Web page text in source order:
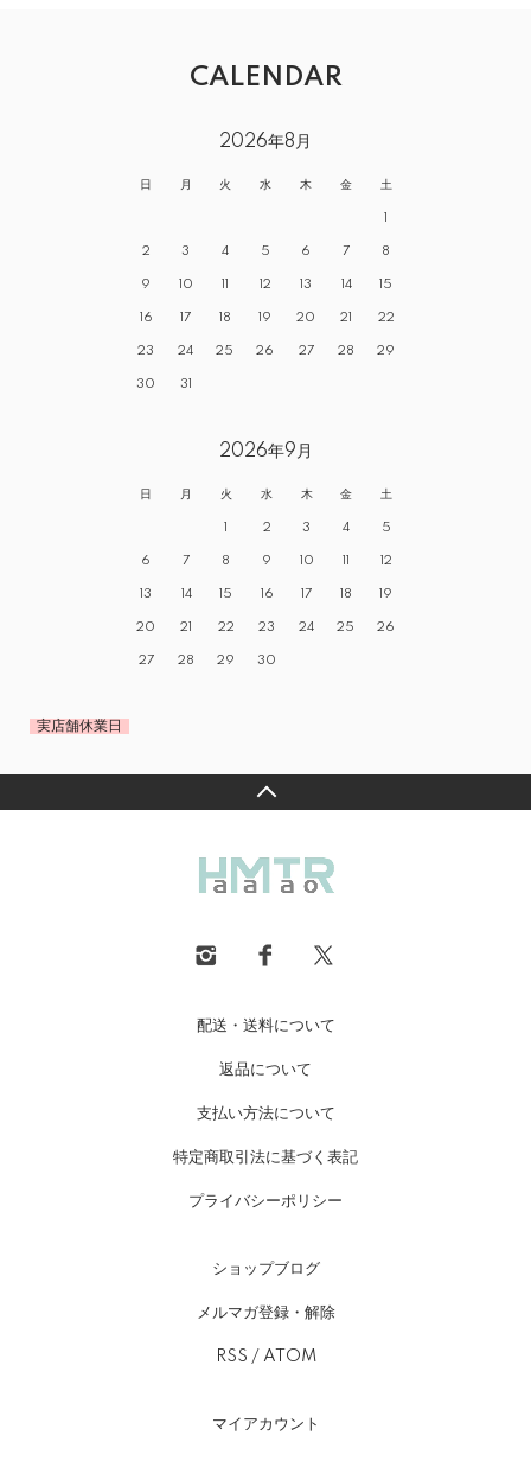
CALENDAR
2026年8月
日 月 火 水 木 金 土
1
2 3 4 5 6 7 8
9 10 11 12 13 14 15
16 17 18 19 20 21 22
23 24 25 26 27 28 29
30 31
2026年9月
日 月 火 水 木 金 土
1 2 3 4 5
6 7 8 9 10 11 12
13 14 15 16 17 18 19
20 21 22 23 24 25 26
27 28 29 30
実店舗休業日
配送・送料について
返品について
支払い方法について
特定商取引法に基づく表記
プライバシーポリシー
ショップブログ
メルマガ登録・解除
RSS / ATOM
マイアカウント